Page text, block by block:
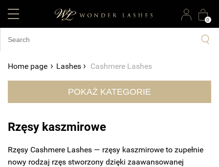
0
Home page › Lashes › Cashmere Lashes
POKAŻ KATEGORIE
Rzęsy kaszmirowe
Rzęsy Cashmere Lashes — rzęsy kaszmirowe to zupełnie
nowy rodzaj rzęs stworzony dzięki zaawansowanej